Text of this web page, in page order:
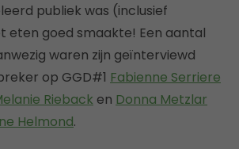
publiek was (inclusief
eten goed smaakte! Een aantal
waren zijn geïnterviewd
op GGD#1 Fabienne Serriere
Rieback en Donna Metzlar
Helmond.